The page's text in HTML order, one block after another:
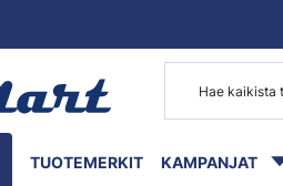
TUOTEMERKIT KAMPANJAT